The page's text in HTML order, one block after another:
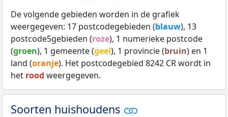
De volgende gebieden worden in de grafiek
weergegeven: 17 postcodegebieden (blauw), 13
postcode5gebieden (roze), 1 numerieke postcode
(groen), 1 gemeente (geel), 1 provincie (bruin) en 1
land (oranje). Het postcodegebied 8242 CR wordt in
het rood weergegeven.
Soorten huishoudens